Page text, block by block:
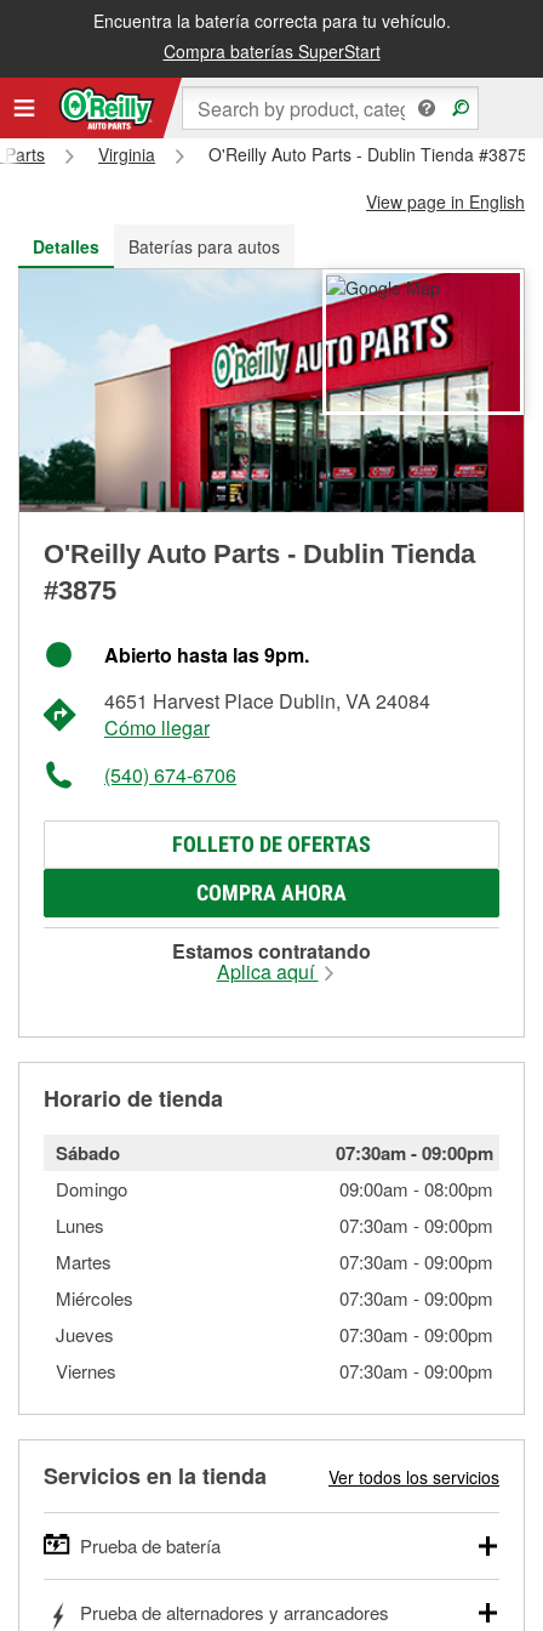
Encuentra la batería correcta para tu vehículo.
Compra baterías SuperStart
Recibe tu orden gratis al día siguiente o recógela en la tienda
Parts Virginia
O'Reilly Auto Parts - Dublin Tienda #3875
View page in English
Detalles
Baterías para autos
O'Reilly Auto Parts - Dublin Tienda
#3875
Abierto hasta las 9pm.
4651 Harvest Place Dublin, VA 24084
Cómo llegar
(540) 674-6706
FOLLETO DE OFERTAS
COMPRA AHORA
Estamos contratando
Aplica aquí
Horario de tienda
Sábado 07:30am-09:00pm
Domingo 09:00am -08:00pm
Lunes
07:30am -09:00pm
Martes
07:30am -09:00pm
Miércoles
07:30am -09:00pm
Jueves
07:30am -09:00pm
Viernes
07:30am -09:00pm
Servicios en la tienda Ver todos los servicios
Prueba de batería
autos, camionetas, SUVs, vehículos comerciales y
Prueba de alternadores y arrancadores